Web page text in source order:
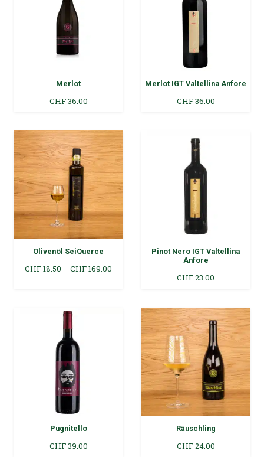
Merlot
CHF36.00
Merlot IGT Valtellina Anfore
CHF36.00
Olivenöl SeiQuerce
CHF18.50 – CHF169.00
CHF 169.00
Pinot Nero IGT Valtellina
Anfore
CHF23.00
Pugnitello
CHF39.00
Räuschling
CHF24.00